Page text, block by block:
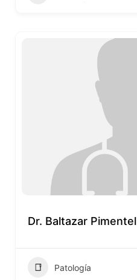
Dr. Baltazar Pimentel
Patología